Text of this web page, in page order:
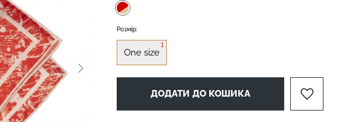
Розмір:
One size
1
ДОДАТИ ДО КОШИКА